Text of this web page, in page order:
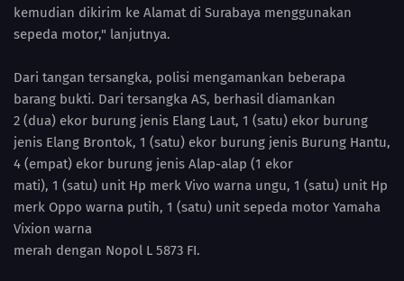
kemudian dikirim ke Alamat di Surabaya menggunakan
sepeda motor," lanjutnya.
Dari tangan tersangka, polisi mengamankan beberapa
barang bukti. Dari tersangka AS, berhasil diamankan
2 (dua) ekor burung jenis Elang Laut, 1 (satu) ekor burung
jenis Elang Brontok, 1 (satu) ekor burung jenis Burung Hantu,
4 (empat) ekor burung jenis Alap-alap (1 ekor
mati), 1 (satu) unit Hp merk Vivo warna ungu, 1 (satu) unit Hp
merk Oppo warna putih, 1 (satu) unit sepeda motor Yamaha
Vixion warna
merah dengan Nopol L 5873 FI.